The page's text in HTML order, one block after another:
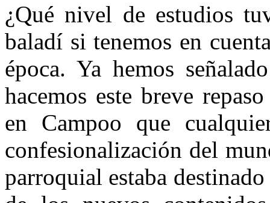
¿Qué nivel de estudios
baladí si tenemos en
época. Ya hemos
hacemos este breve
en Campoo que
confesionalización del
parroquial estaba